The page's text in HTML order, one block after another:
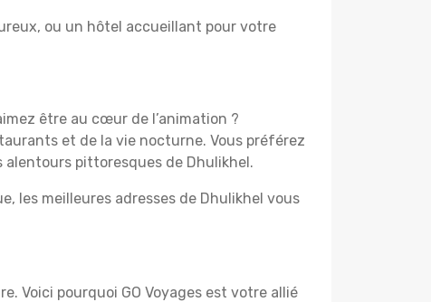
ou un hôtel accueillant pour votre
être au cœur de l’animation ?
et de la vie nocturne. Vous préférez
alentours pittoresques de Dhulikhel.
les meilleures adresses de Dhulikhel vous
Voici pourquoi GO Voyages est votre allié